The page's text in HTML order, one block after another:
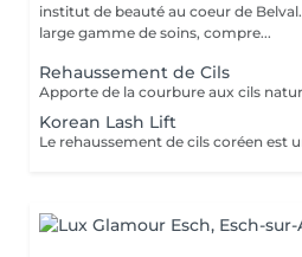
institut de beauté au coeur de Belval. Nous proposons une
large gamme de soins, compre...
Rehaussement de Cils
Korean Lash Lift